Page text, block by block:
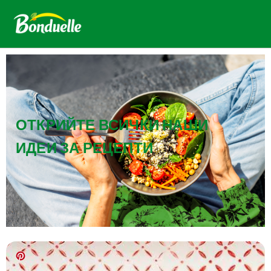
ОТКРИЙТЕ ВСИЧКИ НАШИ
ИДЕИ ЗА РЕЦЕПТИ